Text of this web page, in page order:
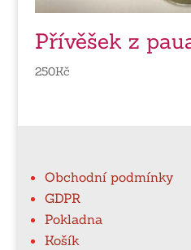
Přívěšek z
250Kč
Obchodní podmínky
GDPR
Pokladna
Košík